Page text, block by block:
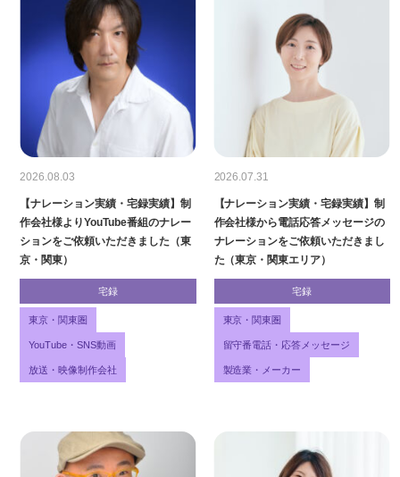
2026.08.03
【ナレーション実績・宅録実績】制
作会社様よりYouTube番組のナレー
ションをご依頼いただきました（東
京・関東）
宅録
東京・関東圏
YouTube・SNS動画
放送・映像制作会社
2026.07.31
【ナレーション実績・宅録実績】制
作会社様から電話応答メッセージの
ナレーションをご依頼いただきまし
た（東京・関東エリア）
宅録
東京・関東圏
留守番電話・応答メッセージ
製造業・メーカー